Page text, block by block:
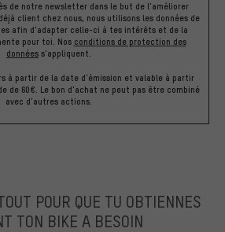
de notre newsletter dans le but de l'améliorer
client chez nous, nous utilisons les données de
afin d'adapter celle-ci à tes intérêts et de la
pour toi. Nos conditions de protection des
données s'appliquent.
à partir de la date d'émission et valable à partir
de 60€. Le bon d'achat ne peut pas être combiné
avec d'autres actions.
POUR QUE TU OBTIENNES
TON BIKE A BESOIN